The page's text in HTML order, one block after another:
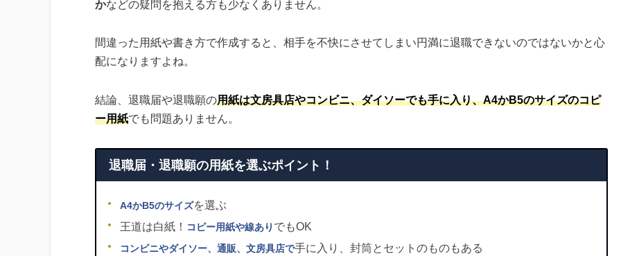
かなどの疑問を抱える方も少なくありません。
間違った用紙や書き方で作成すると、相手を不快にさせてしまい円満に退職できないのではないかと心
配になりますよね。
結論、退職届や退職願の用紙は文房具店やコンビニ、ダイソーでも手に入り、A4かB5のサイズのコピ
ー用紙でも問題ありません。
退職届・退職願の用紙を選ぶポイント！
A4かB5のサイズを選ぶ
王道は白紙！ コピー用紙や線あり でもOK
コンビニやダイソー、通販、文房具店で手に入り、封筒とセットのものもある